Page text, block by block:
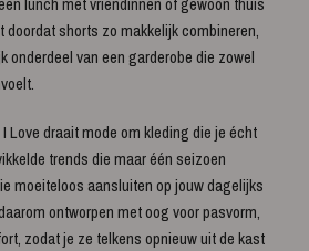
doordat shorts zo makkelijk combineren,
onderdeel van een garderobe die zowel
Love draait mode om kleding die je écht
trends die maar één seizoen
moeiteloos aansluiten op jouw dagelijks
ontworpen met oog voor pasvorm,
zodat je ze telkens opnieuw uit de kast